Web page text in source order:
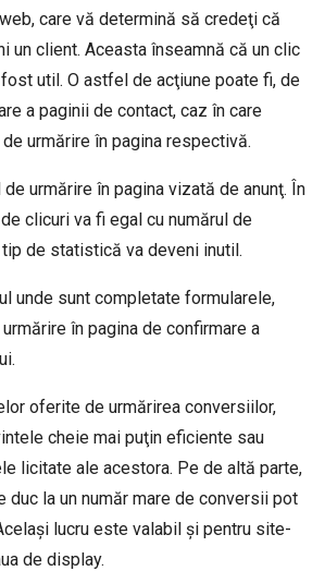
care vă determină să credeţi că
un client. Aceasta înseamnă că un clic
util. O astfel de acţiune poate fi, de
a paginii de contact, caz în care
urmărire în pagina respectivă.
urmărire în pagina vizată de anunţ. În
clicuri va fi egal cu numărul de
de statistică va deveni inutil.
unde sunt completate formularele,
în pagina de confirmare a
oferite de urmărirea conversiilor,
cheie mai puţin eficiente sau
licitate ale acestora. Pe de altă parte,
duc la un număr mare de conversii pot
lucru este valabil şi pentru site-
de display.